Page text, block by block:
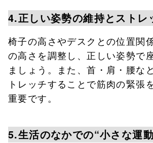
4.正しい姿勢の維持とストレ
椅子の高さやデスクとの位置関
の高さを調整し、正しい姿勢で
ましょう。また、首・肩・腰な
トレッチすることで筋肉の緊張
重要です。
5.生活のなかでの“小さな運